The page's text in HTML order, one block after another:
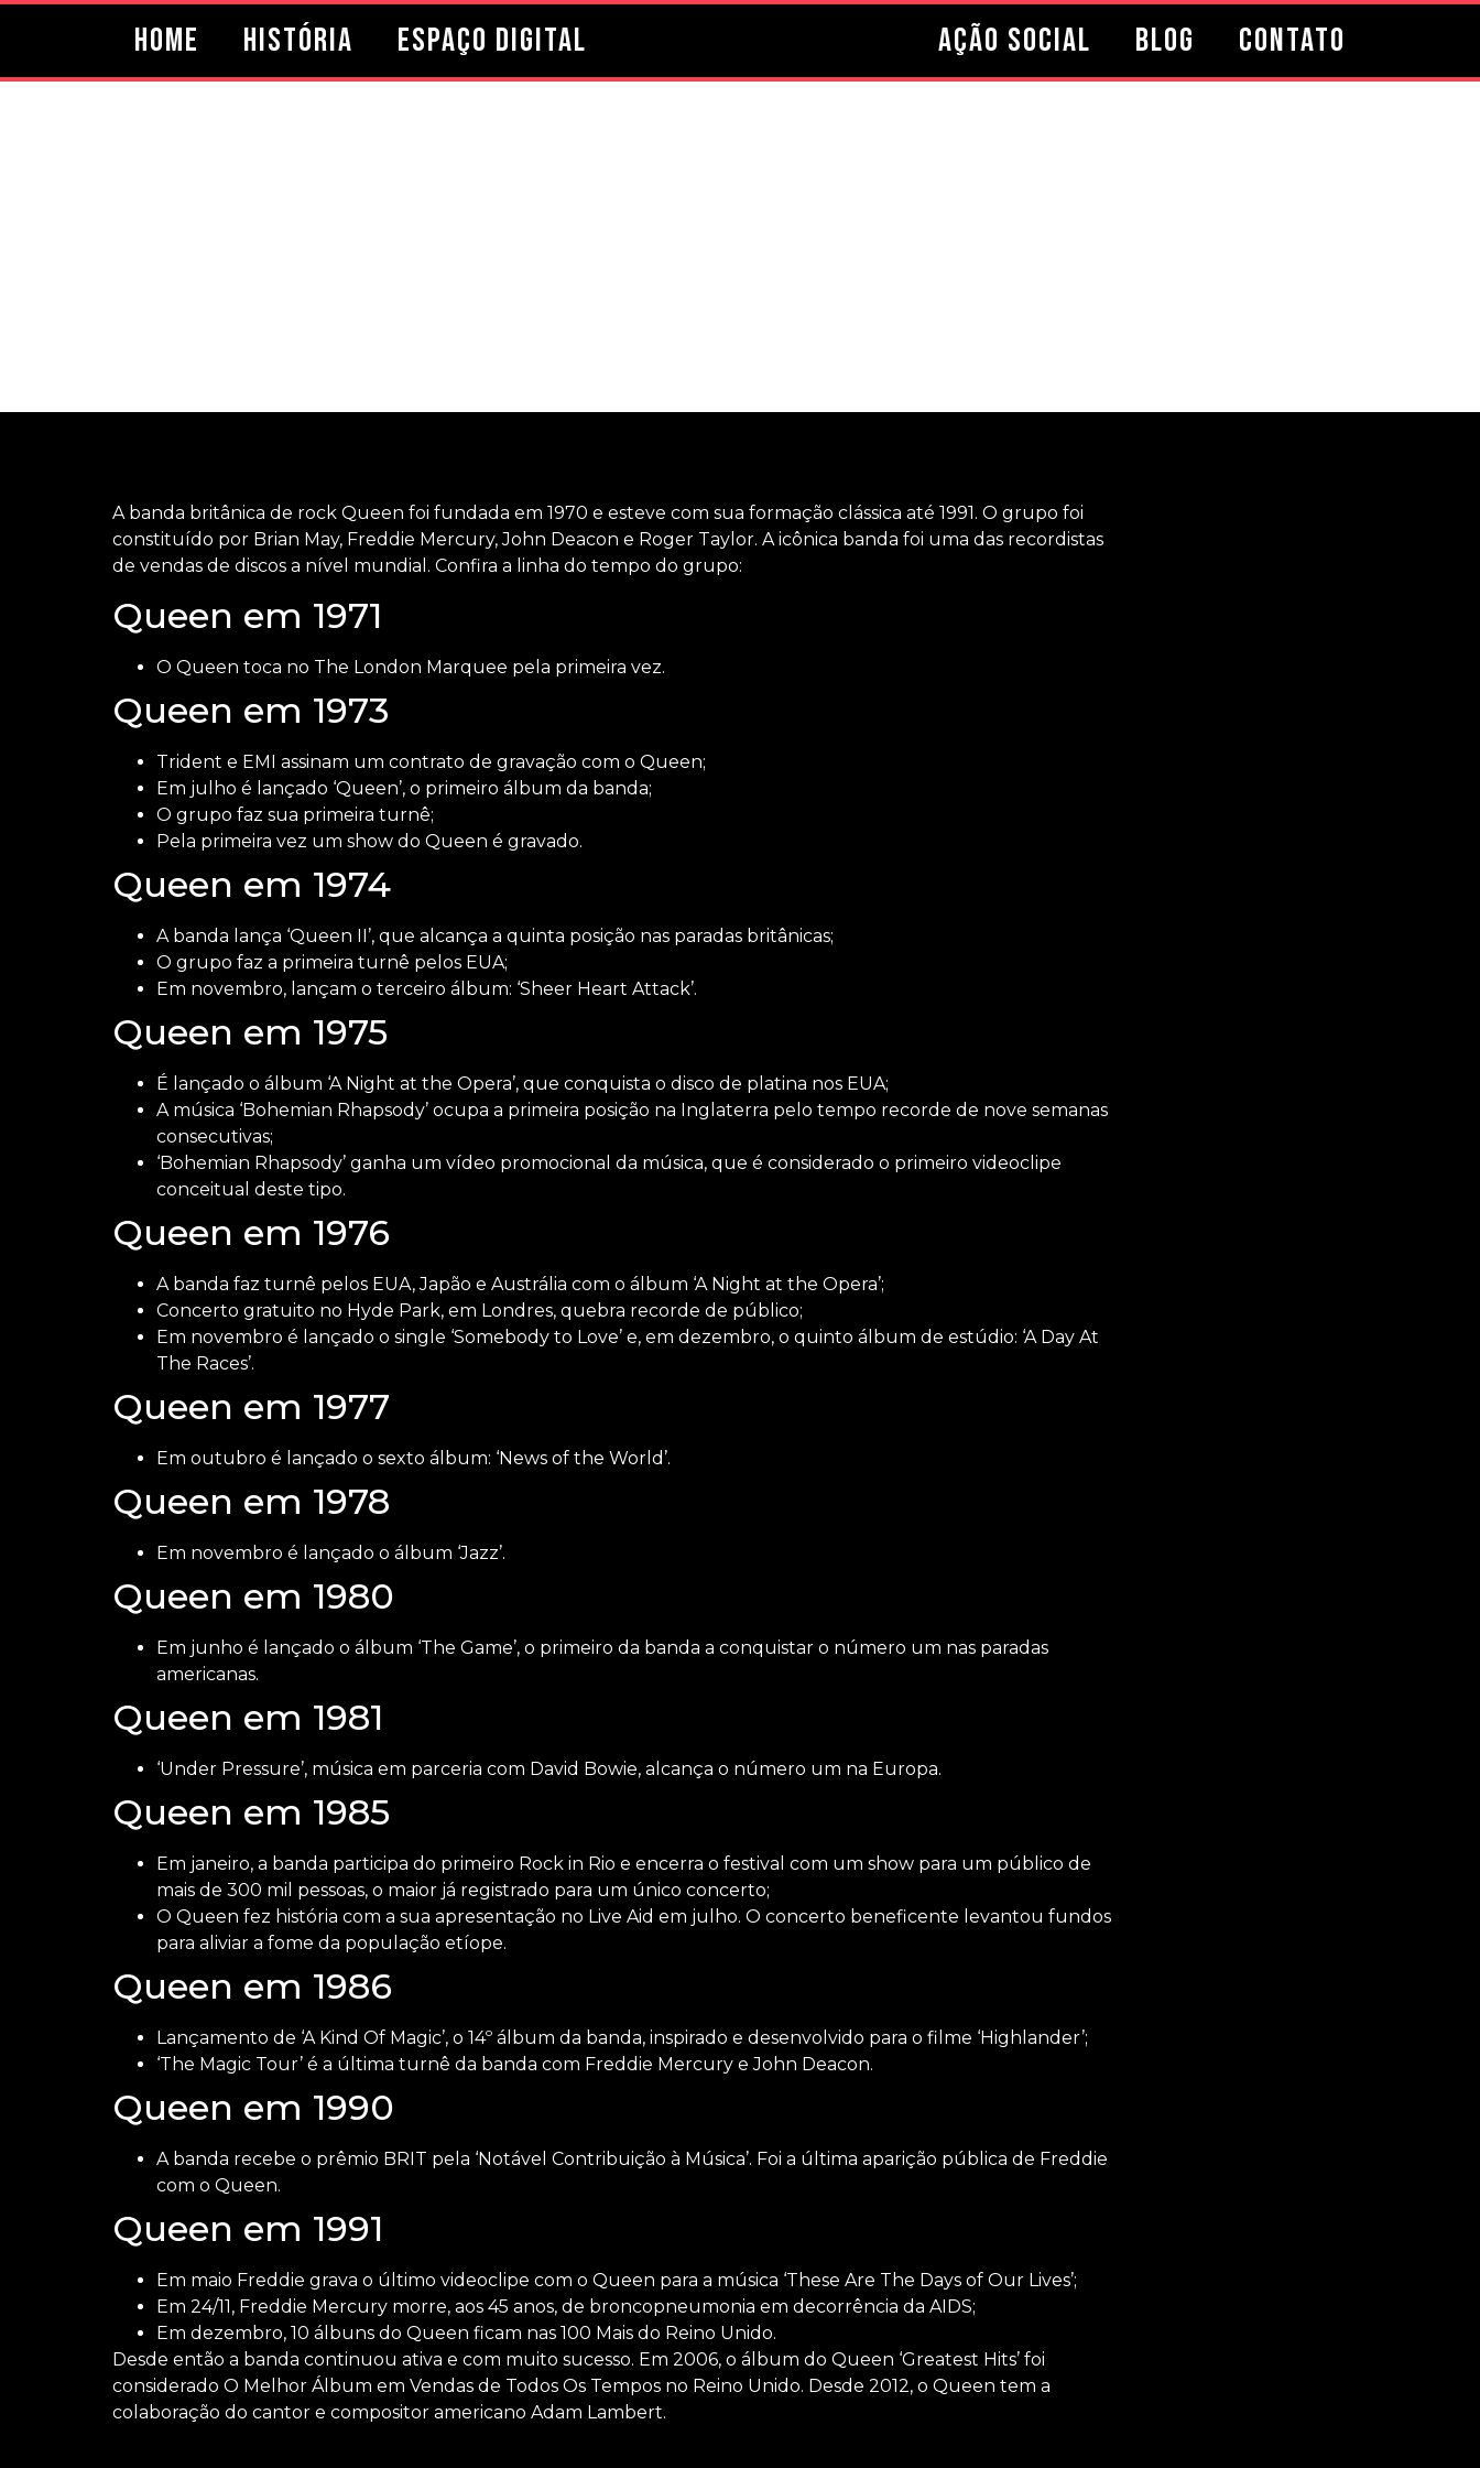
Home História Espaço Digital Ação Social Blog Contato
A banda britânica de rock Queen foi fundada em 1970 e esteve com sua formação clássica até 1991. O grupo foi
constituído por Brian May, Freddie Mercury, John Deacon e Roger Taylor. A icônica banda foi uma das recordistas
de vendas de discos a nível mundial. Confira a linha do tempo do grupo:
Queen em 1971
O Queen toca no The London Marquee pela primeira vez.
Queen em 1973
Trident e EMI assinam um contrato de gravação com o Queen;
Em julho é lançado ‘Queen’, o primeiro álbum da banda;
O grupo faz sua primeira turnê;
Pela primeira vez um show do Queen é gravado.
Queen em 1974
A banda lança ‘Queen II’, que alcança a quinta posição nas paradas britânicas;
O grupo faz a primeira turnê pelos EUA;
Em novembro, lançam o terceiro álbum: ‘Sheer Heart Attack’.
Queen em 1975
É lançado o álbum ‘A Night at the Opera’, que conquista o disco de platina nos EUA;
A música ‘Bohemian Rhapsody’ ocupa a primeira posição na Inglaterra pelo tempo recorde de nove semanas
consecutivas;
‘Bohemian Rhapsody’ ganha um vídeo promocional da música, que é considerado o primeiro videoclipe
conceitual deste tipo.
Queen em 1976
A banda faz turnê pelos EUA, Japão e Austrália com o álbum ‘A Night at the Opera’;
Concerto gratuito no Hyde Park, em Londres, quebra recorde de público;
Em novembro é lançado o single ‘Somebody to Love’ e, em dezembro, o quinto álbum de estúdio: ‘A Day At
The Races’.
Queen em 1977
Em outubro é lançado o sexto álbum: ‘News of the World’.
Queen em 1978
Em novembro é lançado o álbum ‘Jazz’.
Queen em 1980
Em junho é lançado o álbum ‘The Game’, o primeiro da banda a conquistar o número um nas paradas
americanas.
Queen em 1981
‘Under Pressure’, música em parceria com David Bowie, alcança o número um na Europa.
Queen em 1985
Em janeiro, a banda participa do primeiro Rock in Rio e encerra o festival com um show para um público de
mais de 300 mil pessoas, o maior já registrado para um único concerto;
O Queen fez história com a sua apresentação no Live Aid em julho. O concerto beneficente levantou fundos
para aliviar a fome da população etíope.
Queen em 1986
Lançamento de ‘A Kind Of Magic’, o 14º álbum da banda, inspirado e desenvolvido para o filme ‘Highlander’;
‘The Magic Tour’ é a última turnê da banda com Freddie Mercury e John Deacon.
Queen em 1990
A banda recebe o prêmio BRIT pela ‘Notável Contribuição à Música’. Foi a última aparição pública de Freddie
com o Queen.
Queen em 1991
Em maio Freddie grava o último videoclipe com o Queen para a música ‘These Are The Days of Our Lives’;
Em 24/11, Freddie Mercury morre, aos 45 anos, de broncopneumonia em decorrência da AIDS;
Em dezembro, 10 álbuns do Queen ficam nas 100 Mais do Reino Unido.
Desde então a banda continuou ativa e com muito sucesso. Em 2006, o álbum do Queen ‘Greatest Hits’ foi
considerado O Melhor Álbum em Vendas de Todos Os Tempos no Reino Unido. Desde 2012, o Queen tem a
colaboração do cantor e compositor americano Adam Lambert.